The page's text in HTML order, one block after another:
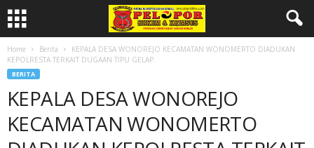
Home Berita
KEPALA DESA WONOREJO KECAMATAN WONOMERTO DIADUKAN
KEPOLRESTA TERKAIT DUGAAN TIPU GELAP.
BERITA
KEPALA DESA WONOREJO
KECAMATAN WONOMERTO